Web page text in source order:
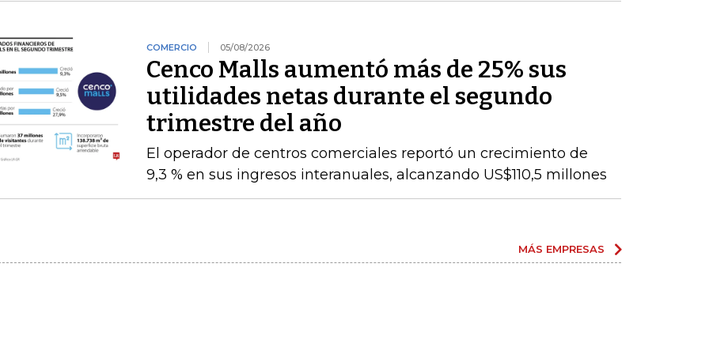
COMERCIO 05/08/2026
Cenco Malls aumentó más de 25% sus
utilidades netas durante el segundo
trimestre del año
El operador de centros comerciales reportó un crecimiento de
9,3 % en sus ingresos interanuales, alcanzando US$110,5 millones
MÁS EMPRESAS